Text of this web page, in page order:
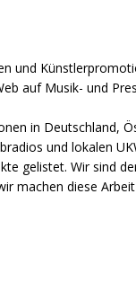
und
auf Musik- und
in Deutschland,
und lokalen
gelistet. Wir sind
machen diese